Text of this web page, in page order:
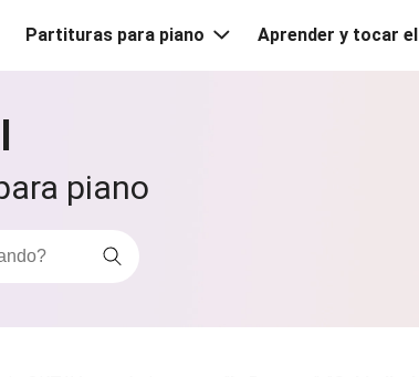
Partituras para piano Aprender y tocar
piano